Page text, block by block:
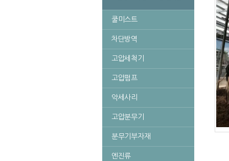
쿨미스트
차단방역
고압세척기
고압펌프
악세사리
고압분무기
분무기부자재
엔진류